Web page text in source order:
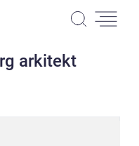
arkitekt